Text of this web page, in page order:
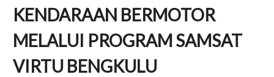
KENDARAAN BERMOTOR
MELALUI PROGRAM SAMSAT
VIRTU BENGKULU